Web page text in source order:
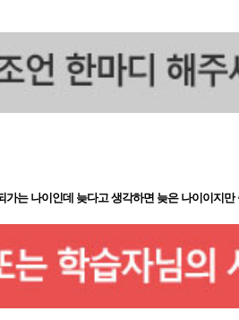
는 나이인데 늦다고 생각하면 늦은 나이이지